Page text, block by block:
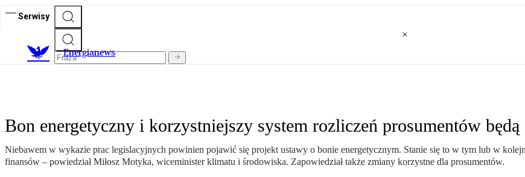
Serwisy
Energianews
Bon energetyczny i korzystniejszy system rozliczeń prosumentów będą
Niebawem w wykazie prac legislacyjnych powinien pojawić się projekt ustawy o bonie energetycznym. Stanie się to w tym lub w
finansów – powiedział Miłosz Motyka, wiceminister klimatu i środowiska. Zapowiedział także zmiany korzystne dla prosumentów.